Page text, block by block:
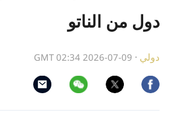
دول من الناتو
دولي ·
GMT 02:34 2026-07-09